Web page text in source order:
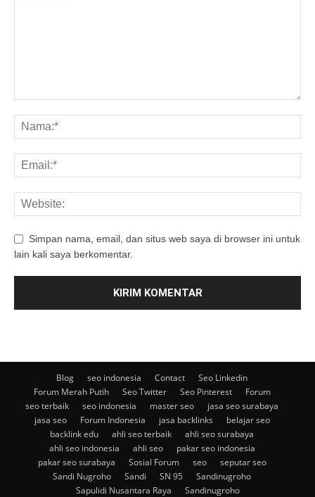
Simpan nama, email, dan situs web saya di browser ini untuk
lain kali saya berkomentar.
Blog seo indonesia Contact
Seo Linkedin
Forum Merah Putih
Seo Twitter Seo Pinterest
Forum
seo terbaik
seo indonesia master seo
jasa seo surabaya
jasa seo
Forum Indonesia jasa backlinks
belajar seo
backlink edu
ahli seo terbaik
ahli seo surabaya
ahli seo indonesia
ahli seo
pakar seo indonesia
pakar seo surabaya
Sosial Forum seo
seputar seo
Sandi Nugroho
Sandi SN 95
Sandinugroho
Sapulidi Nusantara Raya
Sandinugroho